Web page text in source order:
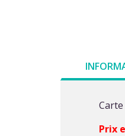
Prix